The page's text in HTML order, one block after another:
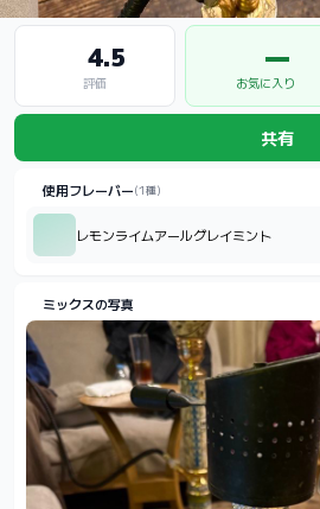
4.5
評価
—
お気に入り
共有
使用フレーバー(1種)
レモンライムアールグレイミント
ミックスの写真